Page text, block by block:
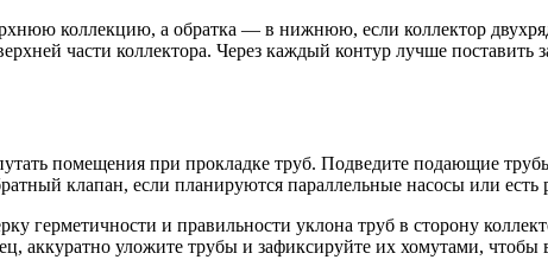
коллекцию, а обратка — в нижнюю, если коллектор
части коллектора. Через каждый контур лучше
помещения при прокладке труб. Подведите подающие
клапан, если планируются параллельные насосы или
герметичности и правильности уклона труб в сторону
аккуратно уложите трубы и зафиксируйте их хомутами,